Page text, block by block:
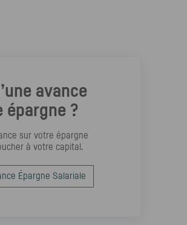
avance
épargne ?
sur votre épargne
à votre capital.
Épargne Salariale